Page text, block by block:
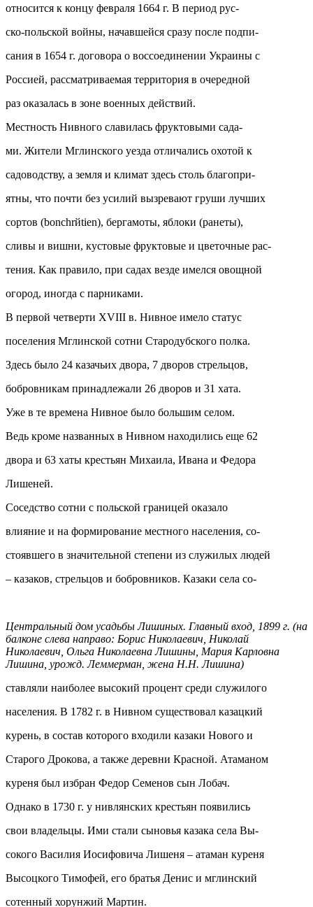
относится к концу февраля 1664 г. В период рус-
ско-польской войны, начавшейся сразу после подпи-
сания в 1654 г. договора о воссоединении Украины с
Россией, рассматриваемая территория в очередной
раз оказалась в зоне военных действий.
Местность Нивного славилась фруктовыми сада-
ми. Жители Мглинского уезда отличались охотой к
садоводству, а земля и климат здесь столь благопри-
ятны, что почти без усилий вызревают груши лучших
сортов (bonchrйtien), бергамоты, яблоки (ранеты),
сливы и вишни, кустовые фруктовые и цветочные рас-
тения. Как правило, при садах везде имелся овощной
огород, иногда с парниками.
В первой четверти XVIII в. Нивное имело статус
поселения Мглинской сотни Стародубского полка.
Здесь было 24 казачьих двора, 7 дворов стрельцов,
бобровникам принадлежали 26 дворов и 31 хата.
Уже в те времена Нивное было большим селом.
Ведь кроме названных в Нивном находились еще 62
двора и 63 хаты крестьян Михаила, Ивана и Федора
Лишеней.
Соседство сотни с польской границей оказало
влияние и на формирование местного населения, со-
стоявшего в значительной степени из служилых людей
– казаков, стрельцов и бобровников. Казаки села со-
Центральный дом усадьбы Лишиных. Главный вход, 1899 г. (на
балконе слева направо: Борис Николаевич, Николай
Николаевич, Ольга Николаевна Лишины, Мария Карловна
Лишина, урожд. Леммерман, жена Н.Н. Лишина)
ставляли наиболее высокий процент среди служилого
населения. В 1782 г. в Нивном существовал казацкий
курень, в состав которого входили казаки Нового и
Старого Дрокова, а также деревни Красной. Атаманом
куреня был избран Федор Семенов сын Лобач.
Однако в 1730 г. у нивлянских крестьян появились
свои владельцы. Ими стали сыновья казака села Вы-
сокого Василия Иосифовича Лишеня – атаман куреня
Высоцкого Тимофей, его братья Денис и мглинский
сотенный хорунжий Мартин.